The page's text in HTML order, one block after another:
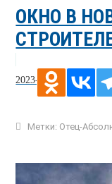
ОКНО В
2023-08-04
Метки: Отец-